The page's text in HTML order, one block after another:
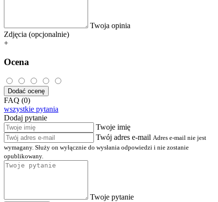
Twoja opinia
Zdjęcia (opcjonalnie)
+
Ocena
Dodać ocenę
FAQ (0)
wszystkie pytania
Dodaj pytanie
Twoje imię
Twój adres e-mail Adres e-mail nie jest
wymagany. Służy on wyłącznie do wysłania odpowiedzi i nie zostanie
opublikowany.
Twoje pytanie